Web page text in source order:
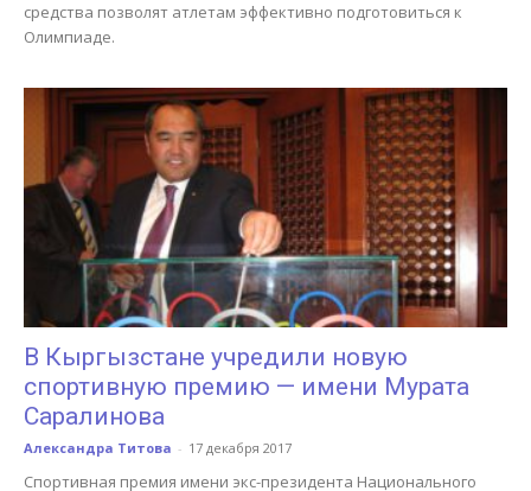
средства позволят атлетам эффективно подготовиться к
Олимпиаде.
В Кыргызстане учредили новую
спортивную премию — имени Мурата
Саралинова
Александра Титова - 17 декабря 2017
Спортивная премия имени экс-президента Национального